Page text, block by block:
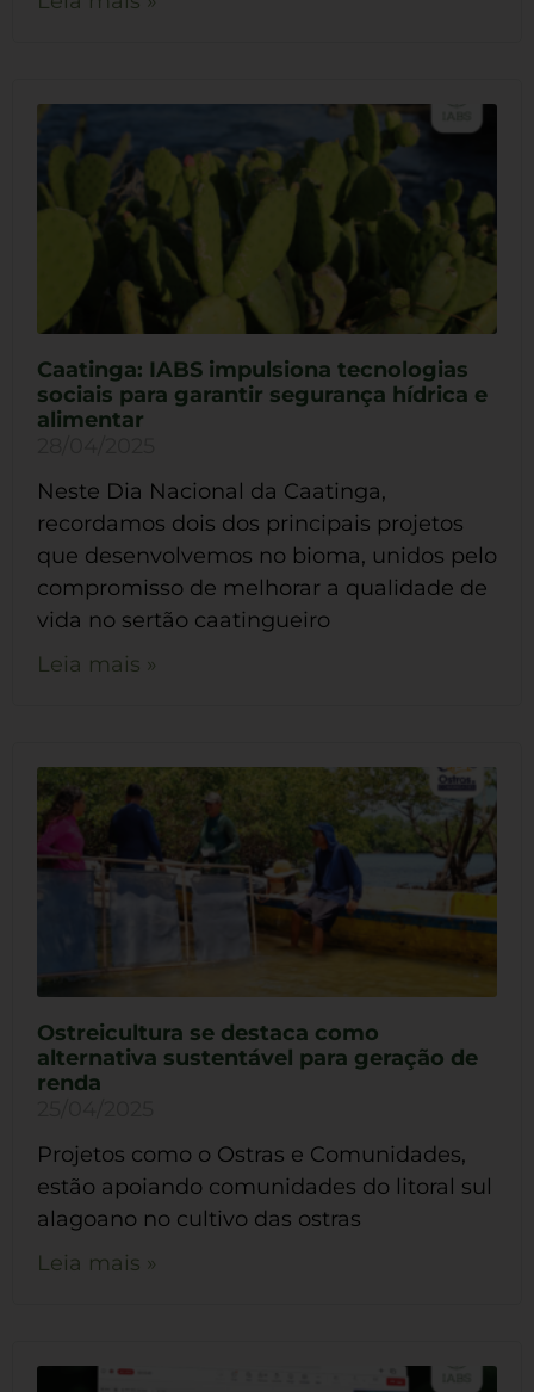
Caatinga: IABS impulsiona tecnologias
sociais para garantir segurança hídrica e
alimentar
Neste Dia Nacional da Caatinga,
recordamos dois dos principais projetos
que desenvolvemos no bioma, unidos pelo
compromisso de melhorar a qualidade de
vida no sertão caatingueiro
Leia mais »
Ostreicultura se destaca como
alternativa sustentável para geração de
renda
Projetos como o Ostras e Comunidades,
estão apoiando comunidades do litoral sul
alagoano no cultivo das ostras
Leia mais »